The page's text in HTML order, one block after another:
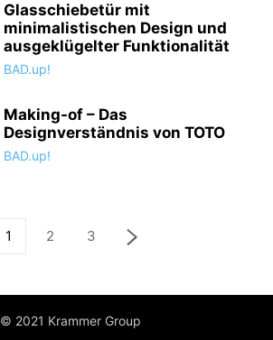
Glasschiebetür mit
minimalistischen Design und
ausgeklügelter Funktionalität
BAD.up!
Making-of – Das
Designverständnis von TOTO
BAD.up!
1 2 3
© 2021 Krammer Group